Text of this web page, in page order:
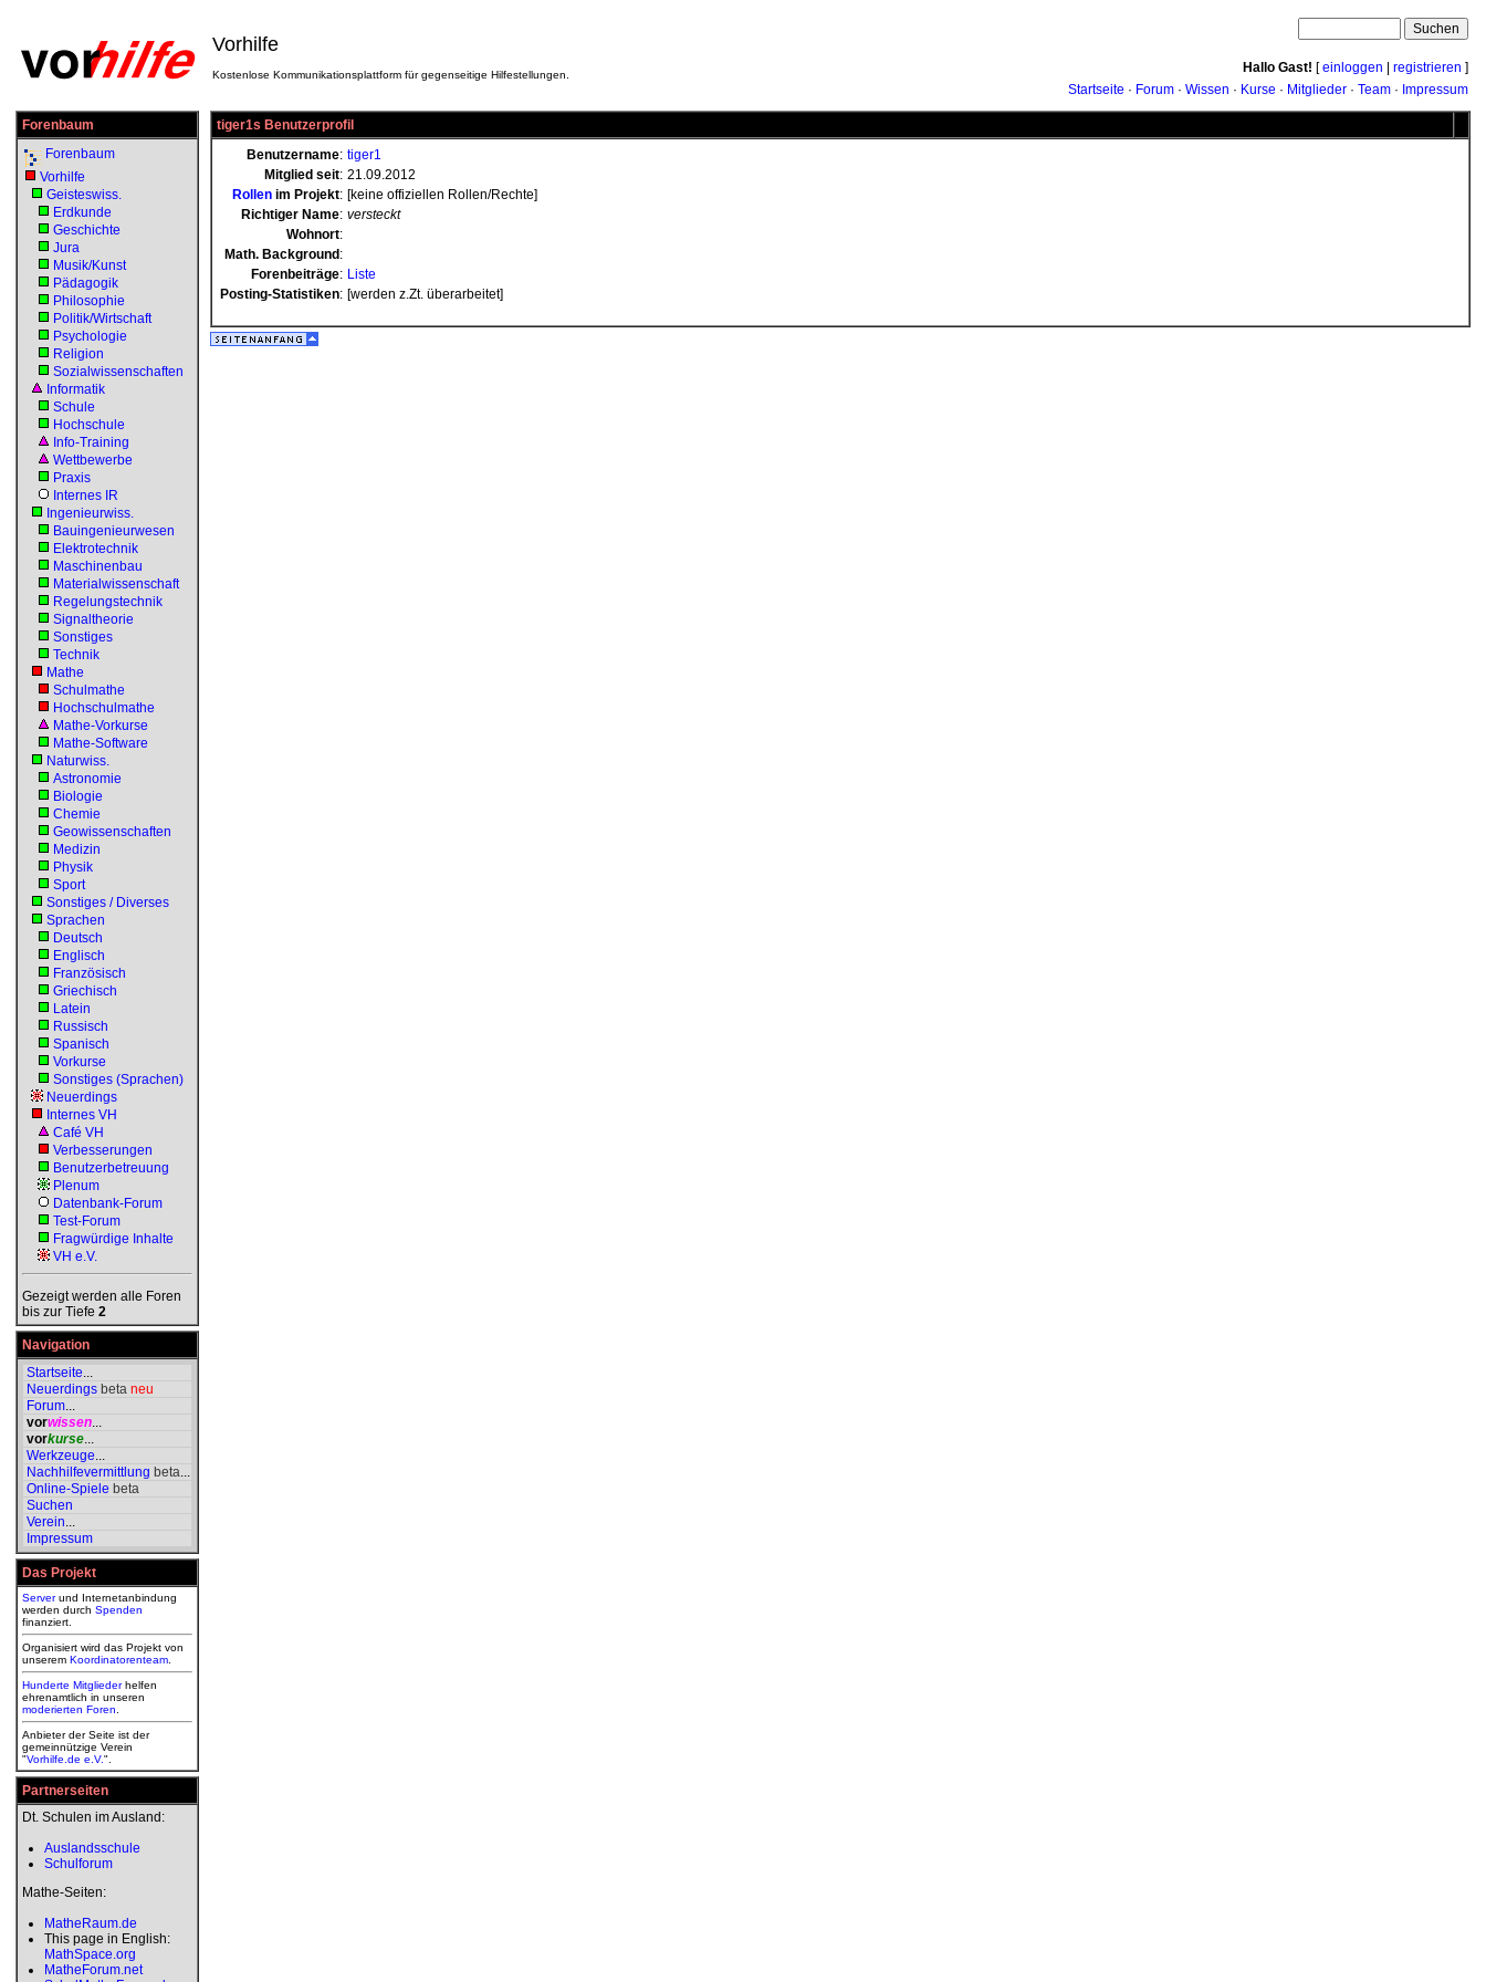
Vorhilfe
Kostenlose Kommunikationsplattform für gegenseitige Hilfestellungen. Hallo Gast! [einloggen registrieren ]
Startseite · Forum · Wissen · Kurse · Mitglieder · Team · Impressum
Forenbaum
Forenbaum
Vorhilfe
Geisteswiss.
Erdkunde
Geschichte
Jura
Musik/Kunst
Pädagogik
Philosophie
Politik/Wirtschaft
Psychologie
Religion
Sozialwissenschaften
Informatik
Schule
Hochschule
Info-Training
Wettbewerbe
Praxis
Internes IR
Ingenieurwiss.
Bauingenieurwesen
Elektrotechnik
Maschinenbau
Materialwissenschaft
Regelungstechnik
Signaltheorie
Sonstiges
Technik
Mathe
Schulmathe
Hochschulmathe
Mathe-Vorkurse
Mathe-Software
Naturwiss.
Astronomie
Biologie
Chemie
Geowissenschaften
Medizin
Physik
Sport
Sonstiges / Diverses
Sprachen
Deutsch
Englisch
Französisch
Griechisch
Latein
Russisch
Spanisch
Vorkurse
Sonstiges (Sprachen)
Neuerdings
Internes VH
Café VH
Verbesserungen
Benutzerbetreuung
Plenum
Datenbank-Forum
Test-Forum
Fragwürdige Inhalte
VH e.V.
Gezeigt werden alle Foren
bis zur Tiefe 2
Navigation
Startseite...
Neuerdings beta neu
Forum...
vorwissen...
vorkurse...
Werkzeuge...
Nachhilfevermittlung beta...
Online-Spiele beta
Suchen
Verein...
Impressum
Das Projekt
Serverund Internetanbindung
werden durch Spenden
finanziert.
Organisiert wird das Projekt von
unserem Koordinatorenteam
Hunderte Mitgliederhelfen
ehrenamtlich in unseren
moderierten Foren
Anbieter der Seite ist der
gemeinnützige Verein
"Vorhilfe.de e.V.".
Partnerseiten
Dt. Schulen im Ausland:
Auslandsschule
Schulforum
Mathe-Seiten:
MatheRaum.de
This page in English:
MathSpace.org
MatheForum.net
tiger1s Benutzerprofil
Benutzername: tiger1
Mitglied seit: 21.09.2012
Rollen im Projekt: [keine offiziellen Rollen/Rechte]
Richtiger Name: versteckt
Wohnort:
Math. Background :
Forenbeiträge: Liste
Posting-Statistiken: [werden z.Zt. überarbeitet]